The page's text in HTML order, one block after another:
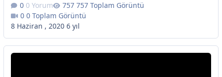
0 Yorum
757 Toplam Görüntü
0 Toplam Görüntü
8 Haziran , 2020 6 yıl